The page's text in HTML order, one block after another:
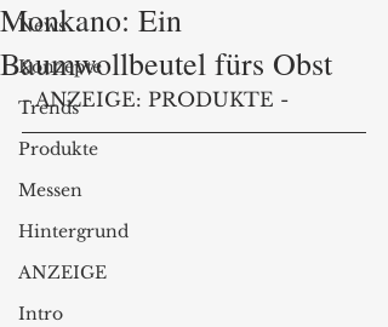
News
Konzepte
Trends
Produkte
Messen
Hintergrund
ANZEIGE
Intro
Monkano: Ein
Baumwollbeutel fürs Obst
- ANZEIGE: PRODUKTE -